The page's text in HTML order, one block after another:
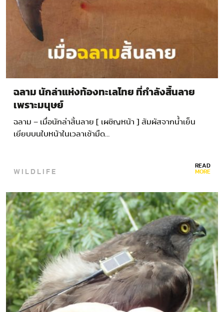
ฉลาม นักล่าแห่งท้องทะเลไทย ที่กำลังสิ้นลาย
เพราะมนุษย์
ฉลาม – เมื่อนักล่าสิ้นลาย [ เผชิญหน้า ] สัมผัสจากนํ้าเย็น
เยียบบนใบหน้าในเวลาเช้ามืด…
WILDLIFE READ
MORE